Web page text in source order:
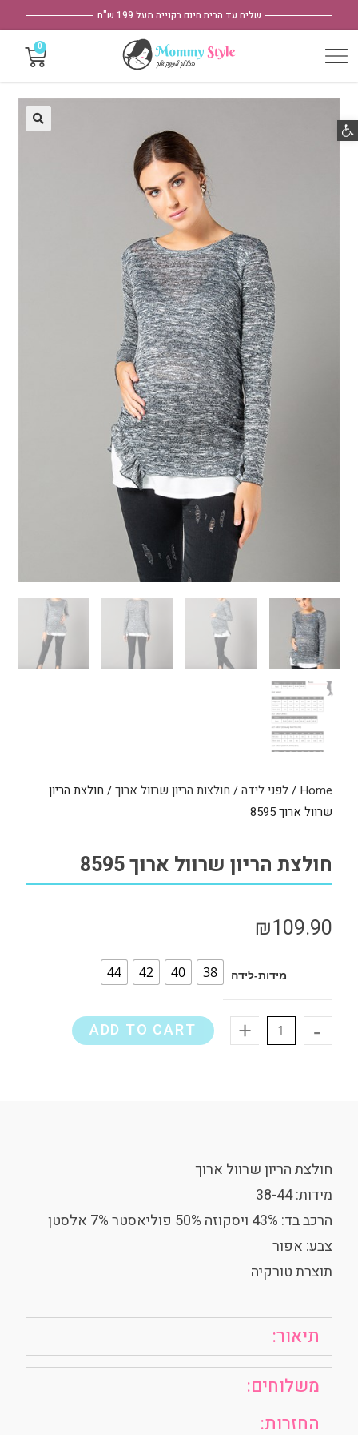
פתח סרגל נגישות
שליח עד הבית חינם בקנייה מעל 199 ש"ח
Home
/לפני לידה/ חולצות הריון שרוול ארוך/ חולצת הריון
שרוול ארוך 8595
חולצת הריון שרוול ארוך 8595
₪109.90
מידות-לידה 38
40
42
44
-
+
ADD TO CART
חולצת הריון שרוול ארוך
מידות: 38-44
הרכב בד: 43% ויסקוזה 50% פוליאסטר 7% אלסטן
צבע: אפור
תוצרת טורקיה
תיאור:
משלוחים:
החזרות: